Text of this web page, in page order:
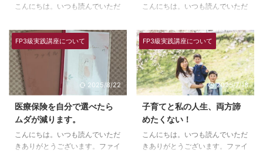
こんにちは。いつも読んでいただ
ナンシャルプランナーの徳田恵里
です。 それなりに収入があるの
に、貯められていない不安 ・貯
金が減っている（増えていな
い）・これからお金がかかる予定
がたくさん（教育資金、旅行、欲
った方がいいのか、わからなくて
不安・誰かに聞いても、騙される
んじゃないか不安・言われるがま
ま入った保険で大丈夫か不安・昔
こんにちは。いつも読んでいただ
ナンシャルプランナーの徳田恵里
です。 マジメだけど不安でいっ
ぱいでした。 私は、自分で自分
をマジメな人間だと思っています
笑 ものすごい浪費家でもなく、
どちらかと言えば、節約思考で、
をつけて歩きたいし、なんなら石
橋を叩いて渡りたい。長女気質の
「ちゃんと」していたいマジメな
タイプでした。 そんな私が、10
FP3級実践講座について
2025/8/22
医療保険を自分で選べたら
ムダが減ります。
こんにちは。いつも読んでいただ
きありがとうございます。ファイ
FP3級実践講座について
2025/7/18
子育てと私の人生、両方諦
めたくない！
こんにちは。いつも読んでいただ
きありがとうございます。ファイ